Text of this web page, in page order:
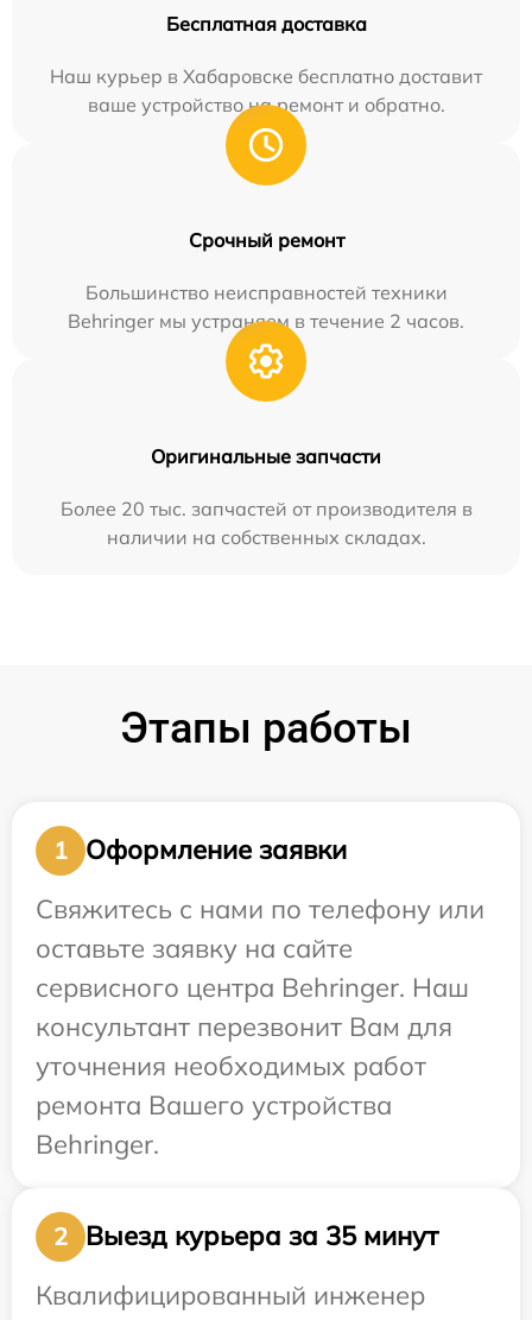
Бесплатная доставка
Наш курьер в Хабаровске бесплатно доставит
ваше устройство на ремонт и обратно.
Срочный ремонт
Большинство неисправностей техники
Behringer мы устраняем в течение 2 часов.
Оригинальные запчасти
Более 20 тыс. запчастей от производителя в
наличии на собственных складах.
Этапы работы
1
Оформление заявки
Свяжитесь с нами по телефону или
оставьте заявку на сайте
сервисного центра Behringer. Наш
консультант перезвонит Вам для
уточнения необходимых работ
ремонта Вашего устройства
Behringer.
2
Выезд курьера за 35 минут
Квалифицированный инженер